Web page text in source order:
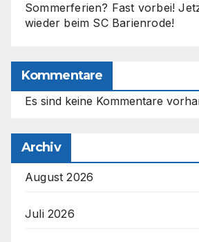
Sommerferien? Fast vorbei!
wieder beim SC Barienrode!
Kommentare
Es sind keine Kommentare
Archiv
August 2026
Juli 2026